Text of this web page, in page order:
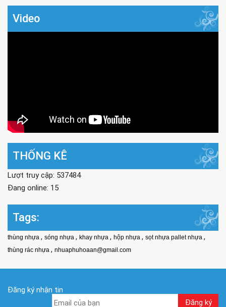
Video
THỐNG KÊ
Lượt truy cập: 537484
Đang online: 15
Tags:
thùng nhựa , sóng nhựa , khay nhựa , hộp nhựa , sọt nhựa pallet nhựa ,
thùng rác nhựa , nhuaphuhoaan@gmail.com
Đăng ký nhận tin